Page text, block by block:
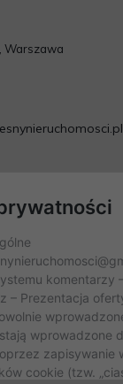
Warszawa